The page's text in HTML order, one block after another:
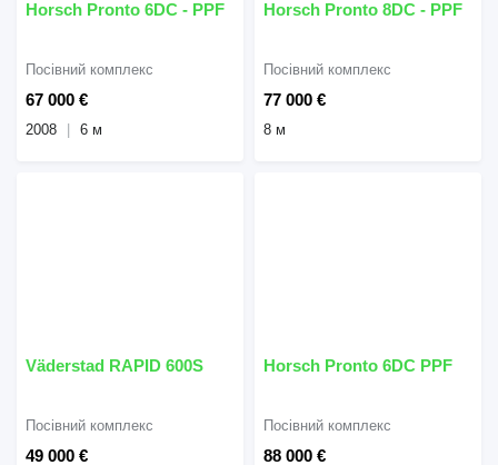
Horsch Pronto 6DC - PPF
67 000 €
Посівний комплекс
2008 6 м
Horsch Pronto 8DC - PPF
77 000 €
Посівний комплекс
8 м
Väderstad RAPID 600S
49 000 €
Посівний комплекс
Horsch Pronto 6DC PPF
88 000 €
Посівний комплекс